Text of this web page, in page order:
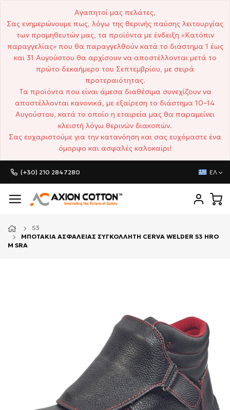
Αγαπητοί μας πελάτες,
Σας ενημερώνουμε πως, λόγω της θερινής παύσης λειτουργίας
των προμηθευτών μας, τα προϊόντα με ένδειξη «Κατόπιν
παραγγελίας» που θα παραγγελθούν κατά το διάστημα 1 έως
και 31 Αυγούστου θα αρχίσουν να αποστέλλονται μετά το
πρώτο δεκαήμερο του Σεπτεμβρίου, με σειρά
προτεραιότητας.
Τα προϊόντα που είναι άμεσα διαθέσιμα συνεχίζουν να
αποστέλλονται κανονικά, με εξαίρεση το διάστημα 10–14
Αυγούστου, κατά το οποίο η εταιρεία μας θα παραμείνει
κλειστή λόγω θερινών διακοπών.
Σας ευχαριστούμε για την κατανόηση και σας ευχόμαστε ένα
όμορφο και ασφαλές καλοκαίρι!
(+30) 210 2847280 ΕΛ
S3
ΜΠΟΤΑΚΙΑ ΑΣΦΑΛΕΙΑΣ ΣΥΓΚΟΛΛΗΤΗ CERVA WELDER S3 HRO
M SRA